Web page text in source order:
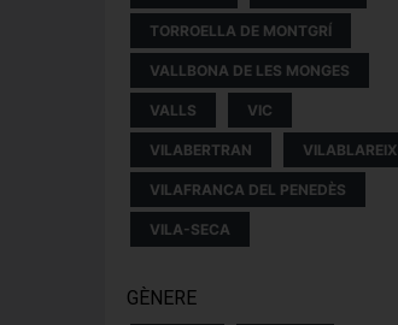
TORROELLA DE MONTGRÍ
VALLBONA DE LES MONGES
VALLS VIC
VILABERTRAN VILABLAREIX
VILAFRANCA DEL PENEDÈS
VILA-SECA
GÈNERE